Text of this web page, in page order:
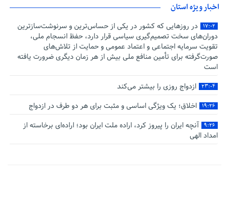
اخبار ویژه استان
۱۷:۰۲
در روزهایی که کشور در یکی از حساس‌ترین و سرنوشت‌سازترین
دوران‌های سخت تصمیم‌گیری سیاسی قرار دارد، حفظ انسجام ملی،
تقویت سرمایه اجتماعی و اعتماد عمومی و حمایت از تلاش‌های
صورت‌گرفته برای تأمین منافع ملی بیش از هر زمان دیگری ضرورت یافته
است
۲۳:۰۴ ازدواج روزی را بیشتر می‌کند
۱۹:۲۶ اخلاق؛ یک ویژگی اساسی و مثبت برای هر دو طرف در ازدواج
۹:۲۶
آنچه ایران را پیروز کرد، اراده ملت ایران بود؛ اراده‌ای برخاسته از
امداد الهی